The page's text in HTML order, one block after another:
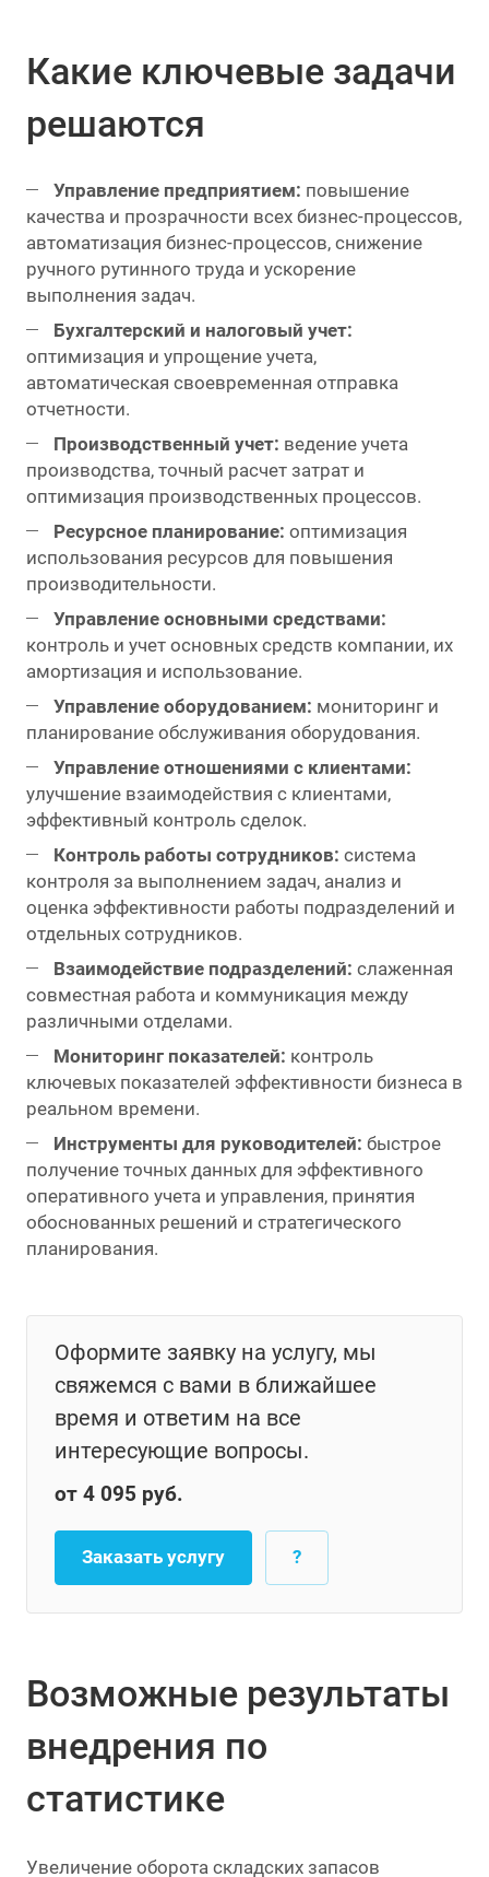
Какие ключевые задачи
решаются
Управление предприятием: повышение
качества и прозрачности всех бизнес-процессов,
автоматизация бизнес-процессов, снижение
ручного рутинного труда и ускорение
выполнения задач.
Бухгалтерский и налоговый учет:
оптимизация и упрощение учета,
автоматическая своевременная отправка
отчетности.
Производственный учет: ведение учета
производства, точный расчет затрат и
оптимизация производственных процессов.
Ресурсное планирование: оптимизация
использования ресурсов для повышения
производительности.
Управление основными средствами:
контроль и учет основных средств компании, их
амортизация и использование.
Управление оборудованием: мониторинг и
планирование обслуживания оборудования.
Управление отношениями с клиентами:
улучшение взаимодействия с клиентами,
эффективный контроль сделок.
Контроль работы сотрудников: система
контроля за выполнением задач, анализ и
оценка эффективности работы подразделений и
отдельных сотрудников.
Взаимодействие подразделений: слаженная
совместная работа и коммуникация между
различными отделами.
Мониторинг показателей: контроль
ключевых показателей эффективности бизнеса в
реальном времени.
Инструменты для руководителей: быстрое
получение точных данных для эффективного
оперативного учета и управления, принятия
обоснованных решений и стратегического
планирования.
Оформите заявку на услугу, мы
свяжемся с вами в ближайшее
время и ответим на все
интересующие вопросы.
от 4 095 руб.
Заказать услугу ?
Возможные результаты
внедрения по
статистике
Увеличение оборота складских запасов